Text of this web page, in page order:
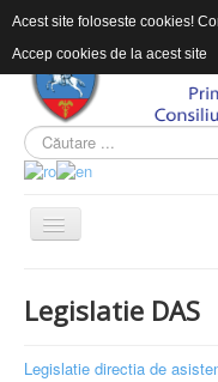
DESPRE DAS
INFORMAŢII DE
Legislatie DAS
Legislatie directia de
Acest site foloseste cookies!
Accep cookies de la acest site